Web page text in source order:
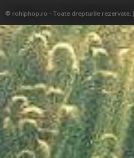
© rohiphop.ro - Toate drepturile rezervate.